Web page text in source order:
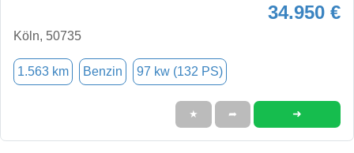
34.950 €
Köln, 50735
1.563 km Benzin 97 kw (132 PS)
★ ➦ ➜